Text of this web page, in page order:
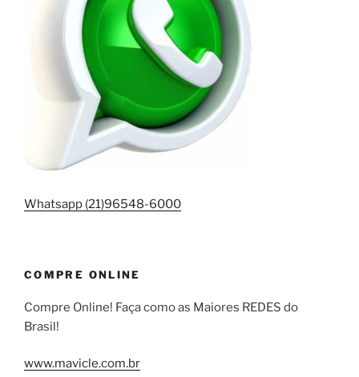
Whatsapp (21)96548-6000
COMPRE ONLINE
Compre Online! Faça como as Maiores REDES do
Brasil!
www.mavicle.com.br